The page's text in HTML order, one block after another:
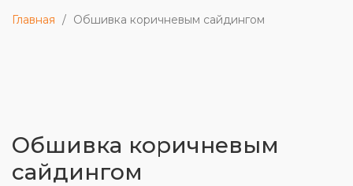
Главная / Обшивка коричневым сайдингом
Обшивка коричневым
сайдингом